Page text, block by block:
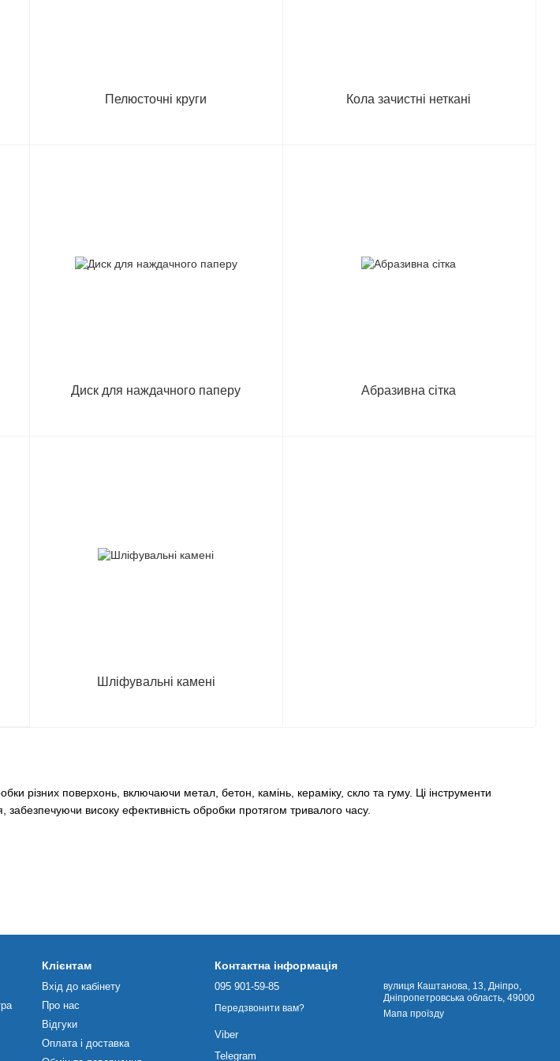
різних поверхонь, включаючи метал, бетон, камінь, кераміку, скло та гуму. Ці інструменти
високу ефективність обробки протягом тривалого часу.
Пелюсточні круги Кола зачистні неткані
Диск для наждачного паперу Абразивна сітка
Шліфувальні камені
Клієнтам
Вхід до кабінету
Про нас
Відгуки
Оплата і доставка
Контактна інформація
095 901-59-85
Передзвонити вам?
Viber
Telegram
вулиця Каштанова, 13, Дніпро,
Дніпропетровська область, 49000
Мапа проїзду